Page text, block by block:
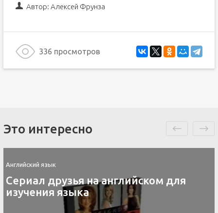
Автор: Алексей Фрунза
336 просмотров
Это интересно
Английский язык
Сериал друзья на английском для
изучения языка